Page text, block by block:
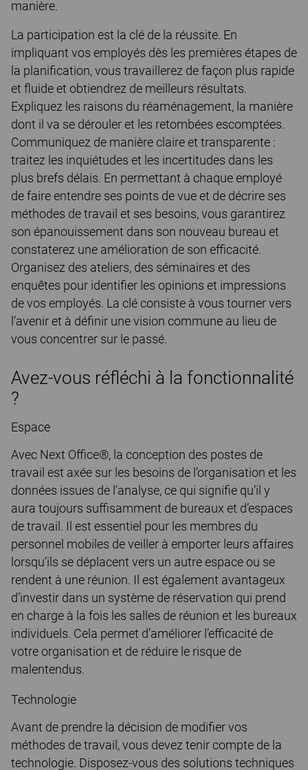
manière.
La participation est la clé de la réussite. En
impliquant vos employés dès les premières étapes de
la planification, vous travaillerez de façon plus rapide
et fluide et obtiendrez de meilleurs résultats.
Expliquez les raisons du réaménagement, la manière
dont il va se dérouler et les retombées escomptées.
Communiquez de manière claire et transparente :
traitez les inquiétudes et les incertitudes dans les
plus brefs délais. En permettant à chaque employé
de faire entendre ses points de vue et de décrire ses
méthodes de travail et ses besoins, vous garantirez
son épanouissement dans son nouveau bureau et
constaterez une amélioration de son efficacité.
Organisez des ateliers, des séminaires et des
enquêtes pour identifier les opinions et impressions
de vos employés. La clé consiste à vous tourner vers
l’avenir et à définir une vision commune au lieu de
vous concentrer sur le passé.
Avez-vous réfléchi à la fonctionnalité
?
Espace
Avec Next Office®, la conception des postes de
travail est axée sur les besoins de l’organisation et les
données issues de l’analyse, ce qui signifie qu’il y
aura toujours suffisamment de bureaux et d’espaces
de travail. Il est essentiel pour les membres du
personnel mobiles de veiller à emporter leurs affaires
lorsqu’ils se déplacent vers un autre espace ou se
rendent à une réunion. Il est également avantageux
d’investir dans un système de réservation qui prend
en charge à la fois les salles de réunion et les bureaux
individuels. Cela permet d’améliorer l’efficacité de
votre organisation et de réduire le risque de
malentendus.
Technologie
Avant de prendre la décision de modifier vos
méthodes de travail, vous devez tenir compte de la
technologie. Disposez-vous des solutions techniques